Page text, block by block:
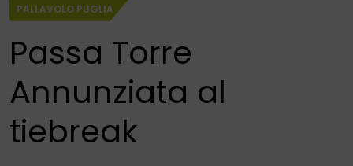
PALLAVOLO PUGLIA
Passa Torre
Annunziata al
tiebreak